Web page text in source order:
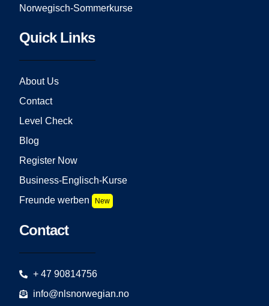
Norwegisch-Sommerkurse
Quick Links
About Us
Contact
Level Check
Blog
Register Now
Business-Englisch-Kurse
Freunde werben
New
Contact
+ 47 90814756
info@nlsnorwegian.no